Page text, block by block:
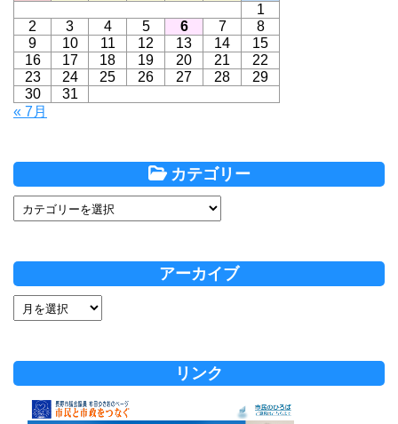
1
2
3 4 5 6 7
8
9
10 11 12 13 14
15
16
17 18 19 20 21
22
23
24 25 26 27 28
29
30
31
« 7月
カテゴリー
アーカイブ
リンク